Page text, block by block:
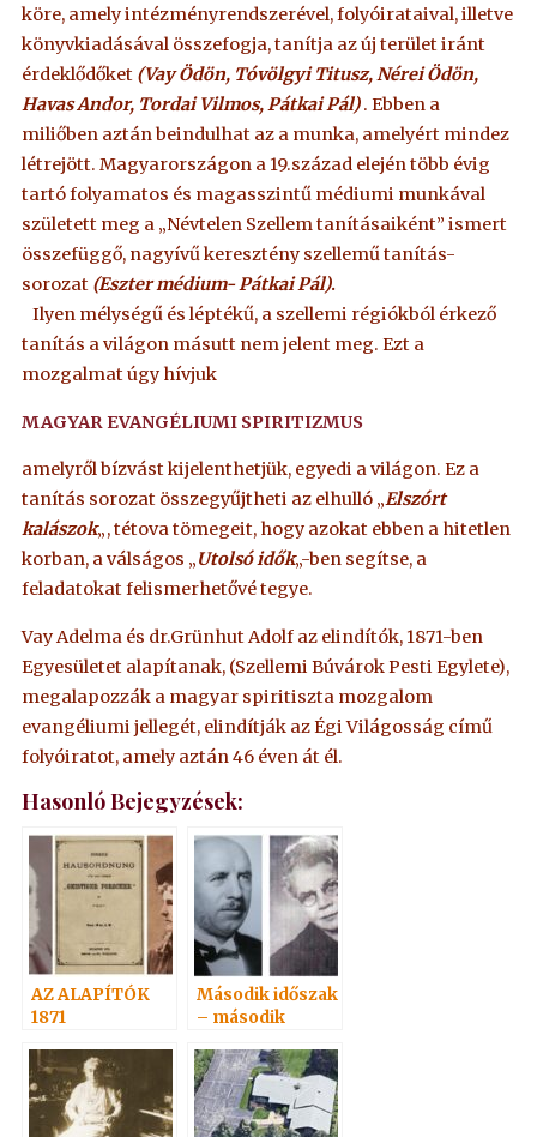
köre, amely intézményrendszerével, folyóirataival, illetve
könyvkiadásával összefogja, tanítja az új terület iránt
érdeklődőket (Vay Ödön, Tóvölgyi Titusz, Nérei Ödön,
Havas Andor, Tordai Vilmos, Pátkai Pál). Ebben a
miliőben aztán beindulhat az a munka, amelyért mindez
létrejött. Magyarországon a 19.század elején több évig
tartó folyamatos és magasszintű médiumi munkával
született meg a „Névtelen Szellem tanításaiként” ismert
összefüggő, nagyívű keresztény szellemű tanítás-
sorozat (Eszter médium- Pátkai Pál).
Ilyen mélységű és léptékű, a szellemi régiókból érkező
tanítás a világon másutt nem jelent meg. Ezt a
mozgalmat úgy hívjuk
MAGYAR EVANGÉLIUMI SPIRITIZMUS
amelyről bízvást kijelenthetjük, egyedi a világon. Ez a
tanítás sorozat összegyűjtheti az elhulló „Elszórt
kalászok„, tétova tömegeit, hogy azokat ebben a hitetlen
korban, a válságos „Utolsó idők„-ben segítse, a
feladatokat felismerhetővé tegye.
Vay Adelma és dr.Grünhut Adolf az elindítók, 1871-ben
Egyesületet alapítanak, (Szellemi Búvárok Pesti Egylete),
megalapozzák a magyar spiritiszta mozgalom
evangéliumi jellegét, elindítják az Égi Világosság című
folyóiratot, amely aztán 46 éven át él.
Hasonló Bejegyzések:
AZ ALAPÍTÓK
1871
Második időszak
– második